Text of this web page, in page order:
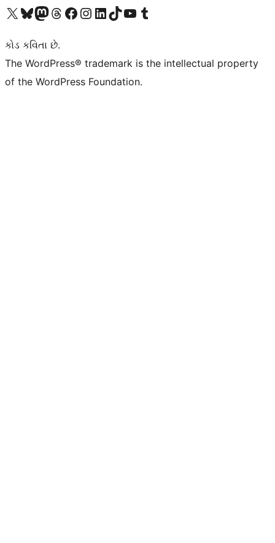
અમારા X (અગાઉ ટ્વિટર) એકાઉન્ટની મુલાકાત લોઅમારા Bluesky એકાઉન્ટની મુલાકાત લોઅમારા માસ્ટોડોન એકાઉન્ટની મુલાકાત લોઅમારા Threads એકાઉન્ટની મુલાકાત લો અમારા ફેસબુક પેજની મુલાકાત લોઅમારા ઇન્સ્ટાગ્રામ એકાઉન્ટની મુલાકાત લો અમારા LinkedIn એકાઉન્ટની મુલાકાત લોઅમારા TikTok એકાઉન્ટની મુલાકાત લોઅમારી YouTube ચેનલની મુલાકાત લો અમારા Tumblr એકાઉન્ટની મુલાકાત લો
કોડ કવિતા છે.
The WordPress® trademark is the intellectual property
of the WordPress Foundation.